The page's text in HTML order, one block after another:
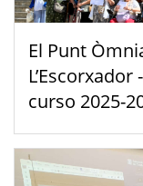
El Punt
curso 2025-